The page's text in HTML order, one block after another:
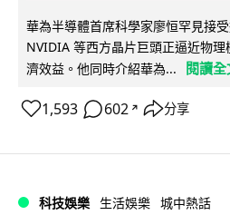
華為半導體首席科學家廖恒罕見接
NVIDIA 等西方晶片巨頭正逼近物
濟效益。他同時介紹華為...
閱讀全
1,593 602 ↗ 分享
科技娛樂 生活娛樂 城中熱話